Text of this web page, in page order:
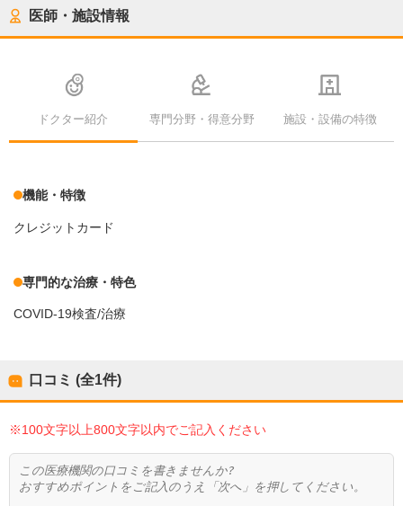
医師・施設情報
ドクター紹介 専門分野・得意分野 施設・設備の特徴
機能・特徴
クレジットカード
専門的な治療・特色
COVID-19検査/治療
口コミ (全1件)
※100文字以上800文字以内でご記入ください